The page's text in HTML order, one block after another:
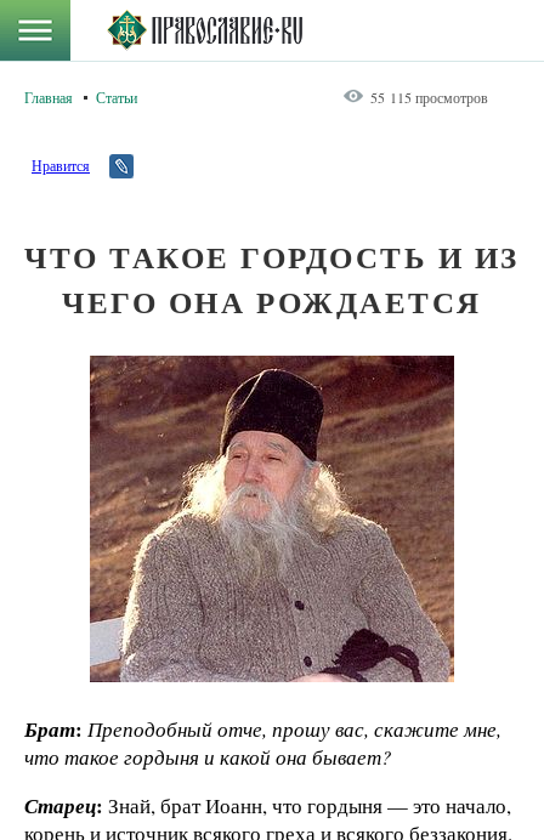
Главная Статьи 55 115 просмотров
Нравится
ЧТО ТАКОЕ ГОРДОСТЬ И ИЗ
ЧЕГО ОНА РОЖДАЕТСЯ
Брат: Преподобный отче, прошу вас, скажите мне,
что такое гордыня и какой она бывает?
Старец: Знай, брат Иоанн, что гордыня — это начало,
корень и источник всякого греха и всякого беззакония.